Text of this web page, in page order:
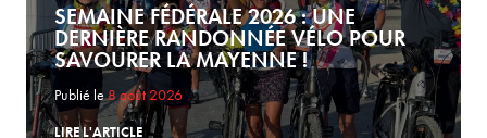
SEMAINE FÉDÉRALE 2026 : UNE
DERNIÈRE RANDONNÉE VÉLO POUR
SAVOURER LA MAYENNE !
Publié le8 août 2026
LIRE L'ARTICLE